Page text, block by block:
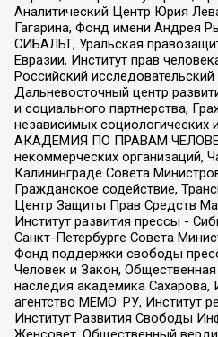
Аналитический Центр Юрия
Гагарина, Фонд имени Андрея
СИБАЛЬТ, Уральская
Евразии, Институт прав
Российский
Дальневосточный центр
и социального партнерства,
независимых социологических
АКАДЕМИЯ ПО ПРАВАМ
некоммерческих организаций,
Калининграде Совета
Гражданское содействие,
Центр Защиты Прав Средств
Институт развития прессы -
Санкт-Петербурге Совета
Фонд поддержки свободы
Человек и Закон,
наследия академика
агентство МЕМО. РУ, Институт
Институт Развития Свободы